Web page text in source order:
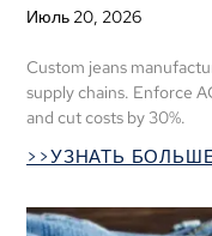
Июль 20, 2026
Custom jeans
supply chains. Enforce
and cut costs by 30%.
>>УЗНАТЬ